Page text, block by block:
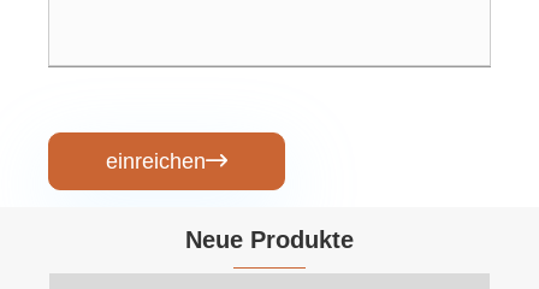
einreichen
Neue Produkte